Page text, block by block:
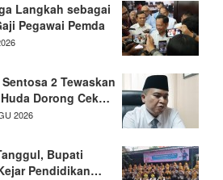
Langkah sebagai
Pegawai Pemda
2 Tewaskan
Dorong Cek…
2026
Bupati
Pendidikan…